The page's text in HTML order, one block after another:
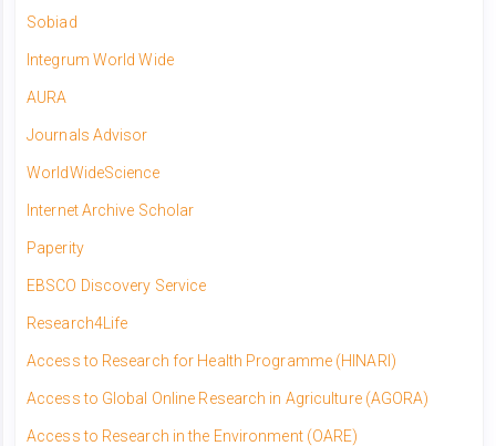
Sobiad
Integrum World Wide
AURA
Journals Advisor
WorldWideScience
Internet Archive Scholar
Paperity
EBSCO Discovery Service
Research4Life
Access to Research for Health Programme (HINARI)
Access to Global Online Research in Agriculture (AGORA)
Access to Research in the Environment (OARE)